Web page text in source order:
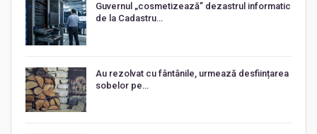
Guvernul „cosmetizează” dezastrul informatic
de la Cadastru…
Au rezolvat cu fântânile, urmează desființarea
sobelor pe…